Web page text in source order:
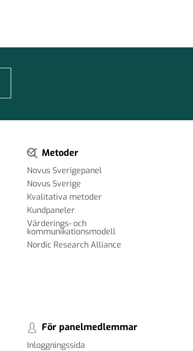
Metoder
Novus Sverigepanel
Novus Sverige
Kvalitativa metoder
Kundpaneler
Värderings- och
kommunikationsmodell
Nordic Research Alliance
För panelmedlemmar
Inloggningssida